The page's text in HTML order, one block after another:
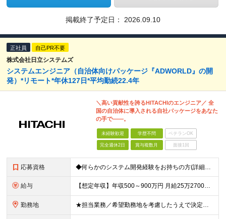
掲載終了予定日： 2026.09.10
正社員 自己PR不要
株式会社日立システムズ
システムエンジニア（自治体向けパッケージ『ADWORLD』の開
発）*リモート*年休127日*平均勤続22.4年
＼高い貢献性を誇るHITACHIのエンジニア／ 全
国の自治体に導入される自社パッケージをあなた
の手で――。
未経験歓迎 学歴不問 ベテランOK
完全週休2日 賞与複数月 面接1回
応募資格 ◆何らかのシステム開発経験をお持ちの方(詳細設計・実装のご経験は必須） ※学歴不問
給与 【想定年収】年収500～900万円 月給25万2700円～41万8000円 ※給与額は年齢・経験・能力を考慮のうえ、当社規定により優遇します。 ※試用期間は3ヶ月。その間の給与・待遇に差異はありませ
勤務地 ★担当業務／希望勤務地を考慮したうえで決定します ★リモートワーク中心の業務もあります ≪勤務地詳細≫ ■本社：東京都品川区大崎1-2-1大崎フロントタワー